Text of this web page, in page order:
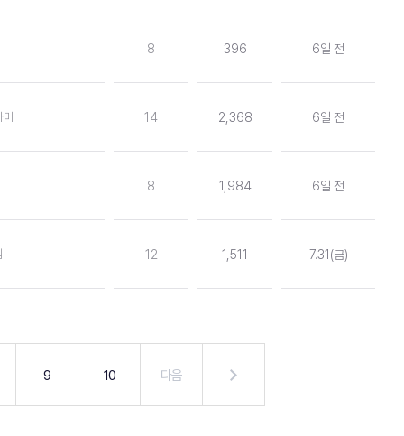
8 396 6일 전
14 2,368 6일 전
8 1,984 6일 전
12 1,511 7.31(금)
9 10 다음